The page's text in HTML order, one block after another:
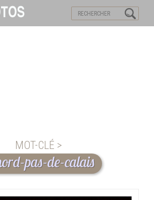
MOT-CLÉ >
pas-de-calais